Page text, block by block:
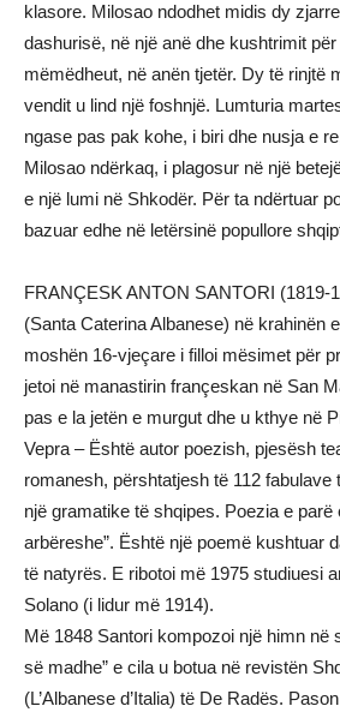
klasore. Milosao ndodhet midis dy
dashurisë, në një anë dhe kushtrimit për
mëmëdheut, në anën tjetër. Dy të rinjtë
vendit u lind një foshnjë. Lumturia
ngase pas pak kohe, i biri dhe nusja e
Milosao ndërkaq, i plagosur në një
e një lumi në Shkodër. Për ta ndërtuar
bazuar edhe në letërsinë popullore
FRANÇESK ANTON SANTORI (1819-
(Santa Caterina Albanese) në krahinën
moshën 16-vjeçare i filloi mësimet për
jetoi në manastirin françeskan në San
pas e la jetën e murgut dhe u kthye në
Vepra – Është autor poezish, pjesësh
romanesh, përshtatjesh të 112 fabulave
një gramatike të shqipes. Poezia e parë
arbëreshe”. Është një poemë kushtuar
të natyrës. E ribotoi më 1975 studiuesi
Solano (i lidur më 1914).
Më 1848 Santori kompozoi një himn në
së madhe” e cila u botua në revistën
(L’Albanese d’Italia) të De Radës.